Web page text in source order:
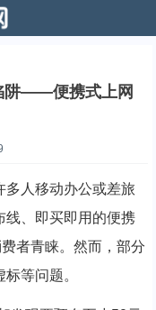
阱——便携式上网
人移动办公或差旅
线、即买即用的便携
者青睐。然而，部分
等问题。